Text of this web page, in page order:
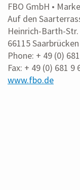
FBO GmbH •
Auf den
Heinrich-Barth-Str.
66115 Saarbrücken
Phone: + 49 (0)
Fax: + 49 (0) 681 9
www.fbo.de